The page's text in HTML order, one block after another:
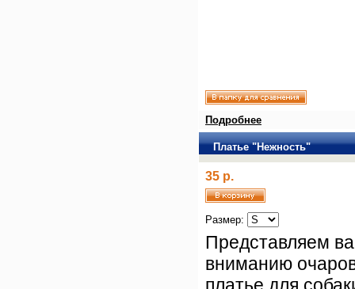
Подробнее
Платье "Нежность"
35 р.
Размер:
Представляем
вниманию